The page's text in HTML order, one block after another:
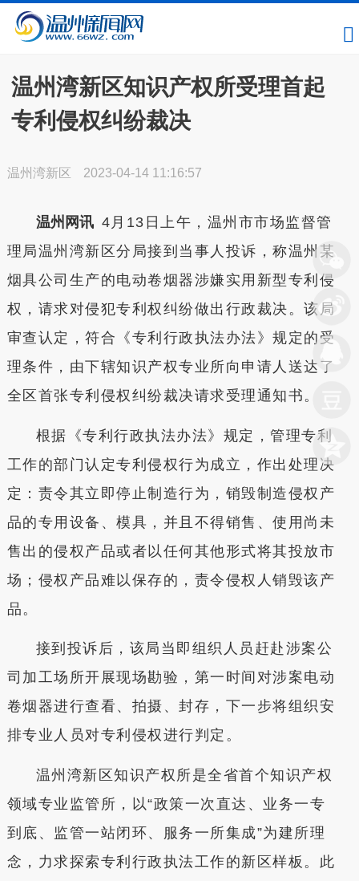
温州湾新区知识产权所受理首起
专利侵权纠纷裁决
温州湾新区 2023-04-14 11:16:57
温州网讯 4月13日上午，温州市市场监督管
理局温州湾新区分局接到当事人投诉，称温州某
烟具公司生产的电动卷烟器涉嫌实用新型专利侵
权，请求对侵犯专利权纠纷做出行政裁决。该局
审查认定，符合《专利行政执法办法》规定的受
理条件，由下辖知识产权专业所向申请人送达了
全区首张专利侵权纠纷裁决请求受理通知书。
根据《专利行政执法办法》规定，管理专利
工作的部门认定专利侵权行为成立，作出处理决
定：责令其立即停止制造行为，销毁制造侵权产
品的专用设备、模具，并且不得销售、使用尚未
售出的侵权产品或者以任何其他形式将其投放市
场；侵权产品难以保存的，责令侵权人销毁该产
品。
接到投诉后，该局当即组织人员赶赴涉案公
司加工场所开展现场勘验，第一时间对涉案电动
卷烟器进行查看、拍摄、封存，下一步将组织安
排专业人员对专利侵权进行判定。
温州湾新区知识产权所是全省首个知识产权
领域专业监管所，以“政策一次直达、业务一专
到底、监管一站闭环、服务一所集成”为建所理
念，力求探索专利行政执法工作的新区样板。此